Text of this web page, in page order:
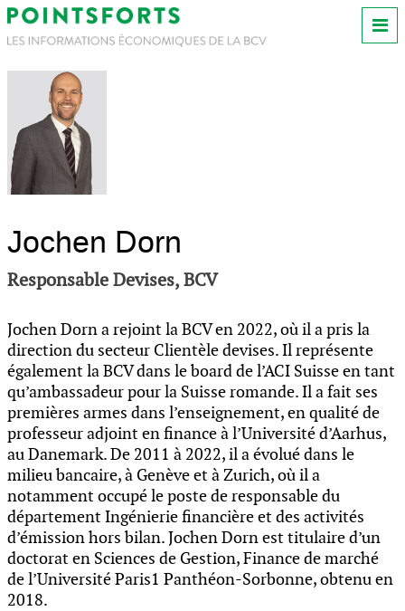
Jochen Dorn
Responsable Devises, BCV
Jochen Dorn a rejoint la BCV en 2022, où il a pris la
direction du secteur Clientèle devises. Il représente
également la BCV dans le board de l’ACI Suisse en tant
qu’ambassadeur pour la Suisse romande. Il a fait ses
premières armes dans l’enseignement, en qualité de
professeur adjoint en finance à l’Université d’Aarhus,
au Danemark. De 2011 à 2022, il a évolué dans le
milieu bancaire, à Genève et à Zurich, où il a
notamment occupé le poste de responsable du
département Ingénierie financière et des activités
d’émission hors bilan. Jochen Dorn est titulaire d’un
doctorat en Sciences de Gestion, Finance de marché
de l’Université Paris1 Panthéon-Sorbonne, obtenu en
2018.